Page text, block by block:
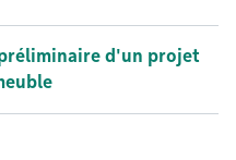
d'un projet